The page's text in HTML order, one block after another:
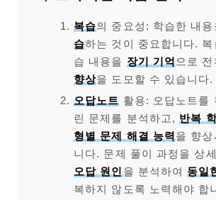
복습의 중요성: 학습한 내용
습하는 것이 중요합니다.
습 내용을 장기 기억 으로
향상을 도모할 수 있습니다.
오답노트 활용: 오답노트를
린 문제를 분석하고, 반복
형별 문제 해결 능력 을 향
니다. 문제 풀이 과정을 상
오답 원인 을 분석하여 동일
복하지 않도록 노력해야 합